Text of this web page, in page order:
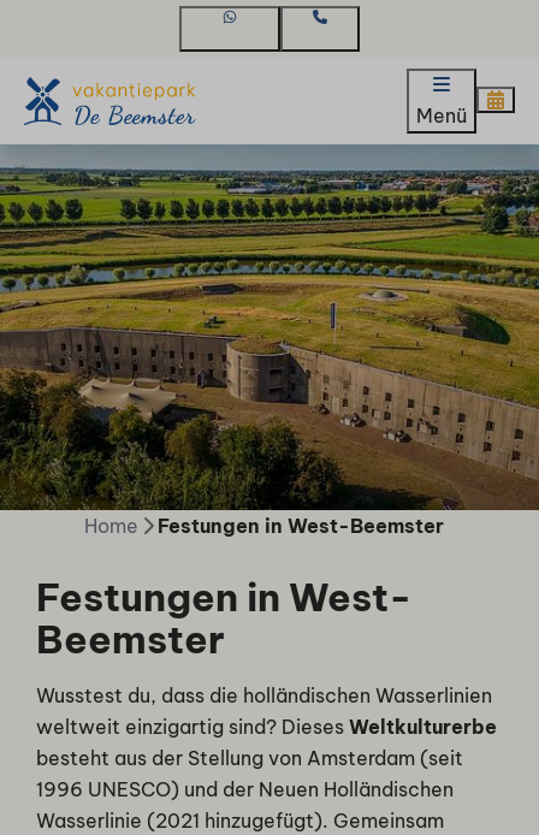
Menü
Home Festungen in West-Beemster
Festungen in West-
Beemster
Wusstest du, dass die holländischen Wasserlinien
weltweit einzigartig sind? DiesesWeltkulturerbe
besteht aus der Stellung von Amsterdam (seit
1996 UNESCO) und der Neuen Holländischen
Wasserlinie (2021 hinzugefügt). Gemeinsam